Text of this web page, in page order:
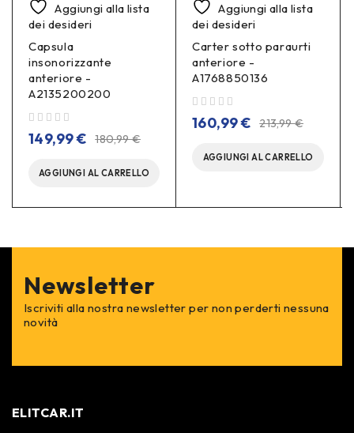
Aggiungi alla lista
dei desideri
Capsula
insonorizzante
anteriore -
A2135200200
180,99€
149,99€
AGGIUNGI AL CARRELLO
Aggiungi alla lista
dei desideri
Carter sotto paraurti
anteriore -
A1768850136
213,99€
160,99€
AGGIUNGI AL CARRELLO
Newsletter
Iscriviti alla nostra newsletter per non perderti nessuna
novità
ELITCAR.IT